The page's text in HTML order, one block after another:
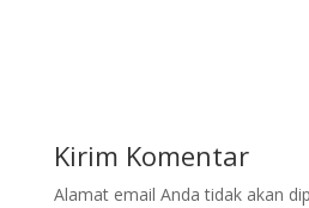
Kirim Komentar
Alamat email Anda tidak akan